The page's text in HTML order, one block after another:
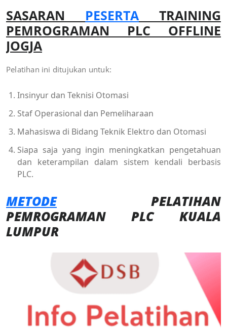
SASARAN PESERTA
TRAINING
PEMROGRAMAN PLC OFFLINE
JOGJA
Pelatihan ini ditujukan untuk:
Insinyur dan Teknisi Otomasi
Staf Operasional dan Pemeliharaan
Mahasiswa di Bidang Teknik Elektro dan Otomasi
Siapa saja yang ingin meningkatkan pengetahuan
dan keterampilan dalam sistem kendali berbasis
PLC.
METODE
PELATIHAN
PEMROGRAMAN PLC KUALA
LUMPUR